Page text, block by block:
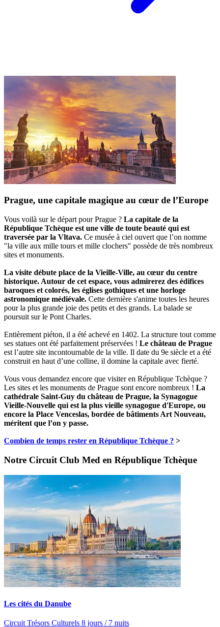
Prague, une capitale magique au cœur de l’Europe
Vous voilà sur le départ pour Prague ? La capitale de la
République Tchèque est une ville de toute beauté qui est
traversée par la Vltava. Ce musée à ciel ouvert que l’on nomme
"la ville aux mille tours et mille clochers" possède de très nombreux
sites et monuments.
La visite débute place de la Vieille-Ville, au cœur du centre
historique. Autour de cet espace, vous admirerez des édifices
baroques et colorés, les églises gothiques et une horloge
astronomique médiévale. Cette dernière s'anime toutes les heures
pour la plus grande joie des petits et des grands. La balade se
poursuit sur le Pont Charles.
Entièrement piéton, il a été achevé en 1402. La structure tout comme
ses statues ont été parfaitement préservées ! Le château de Prague
est l’autre site incontournable de la ville. Il date du 9e siècle et a été
construit en haut d’une colline, il domine la capitale avec fierté.
Vous vous demandez encore que visiter en République Tchèque ?
Les sites et les monuments de Prague sont encore nombreux ! La
cathédrale Saint-Guy du château de Prague, la Synagogue
Vieille-Nouvelle qui est la plus vieille synagogue d'Europe, ou
encore la Place Venceslas, bordée de bâtiments Art Nouveau,
méritent que l’on y passe.
Combien de temps rester en République Tchèque ? >
Notre Circuit Club Med en République Tchèque
Les cités du Danube
Circuit Trésors Culturels 8 jours / 7 nuits